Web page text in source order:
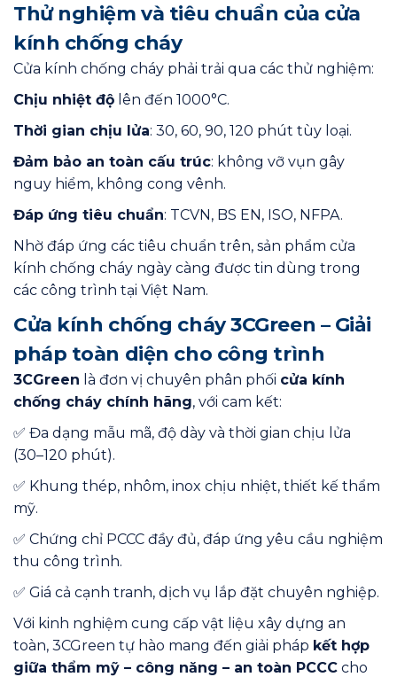
Thử nghiệm và tiêu chuẩn của cửa
kính chống cháy
Cửa kính chống cháy phải trải qua các thử nghiệm:
Chịu nhiệt độ lên đến 1000°C.
Thời gian chịu lửa: 30, 60, 90, 120 phút tùy loại.
Đảm bảo an toàn cấu trúc: không vỡ vụn gây
nguy hiểm, không cong vênh.
Đáp ứng tiêu chuẩn: TCVN, BS EN, ISO, NFPA.
Nhờ đáp ứng các tiêu chuẩn trên, sản phẩm cửa
kính chống cháy ngày càng được tin dùng trong
các công trình tại Việt Nam.
Cửa kính chống cháy 3CGreen – Giải
pháp toàn diện cho công trình
3CGreen là đơn vị chuyên phân phối cửa kính
chống cháy chính hãng, với cam kết:
✅ Đa dạng mẫu mã, độ dày và thời gian chịu lửa
(30–120 phút).
✅ Khung thép, nhôm, inox chịu nhiệt, thiết kế thẩm
mỹ.
✅ Chứng chỉ PCCC đầy đủ, đáp ứng yêu cầu nghiệm
thu công trình.
✅ Giá cả cạnh tranh, dịch vụ lắp đặt chuyên nghiệp.
Với kinh nghiệm cung cấp vật liệu xây dựng an
toàn, 3CGreen tự hào mang đến giải pháp kết hợp
giữa thẩm mỹ – công năng – an toàn PCCC cho